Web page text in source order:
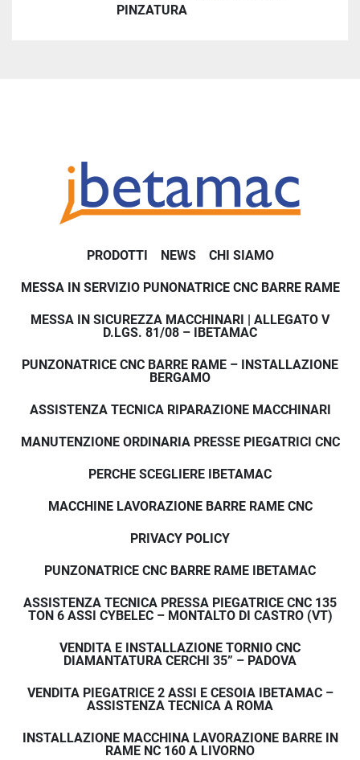
PINZATURA
PRODOTTI NEWS CHI SIAMO
MESSA IN SERVIZIO PUNONATRICE CNC BARRE RAME
MESSA IN SICUREZZA MACCHINARI | ALLEGATO V
D.LGS. 81/08 – IBETAMAC
PUNZONATRICE CNC BARRE RAME – INSTALLAZIONE
BERGAMO
ASSISTENZA TECNICA RIPARAZIONE MACCHINARI
MANUTENZIONE ORDINARIA PRESSE PIEGATRICI CNC
PERCHE SCEGLIERE IBETAMAC
MACCHINE LAVORAZIONE BARRE RAME CNC
PRIVACY POLICY
PUNZONATRICE CNC BARRE RAME IBETAMAC
ASSISTENZA TECNICA PRESSA PIEGATRICE CNC 135
TON 6 ASSI CYBELEC – MONTALTO DI CASTRO (VT)
VENDITA E INSTALLAZIONE TORNIO CNC
DIAMANTATURA CERCHI 35” – PADOVA
VENDITA PIEGATRICE 2 ASSI E CESOIA IBETAMAC –
ASSISTENZA TECNICA A ROMA
INSTALLAZIONE MACCHINA LAVORAZIONE BARRE IN
RAME NC 160 A LIVORNO